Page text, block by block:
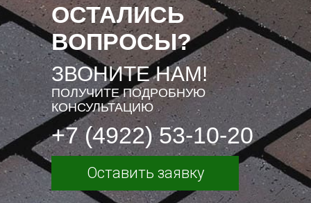
ОСТАЛИСЬ
ВОПРОСЫ?
ЗВОНИТЕ НАМ!
ПОЛУЧИТЕ ПОДРОБНУЮ
КОНСУЛЬТАЦИЮ
+7 (4922) 53-10-20
Оставить заявку